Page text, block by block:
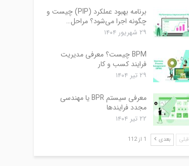
برنامه بهبود عملکرد (PIP) چیست و
چگونه اجرا می‌شود؟ مراحل…
۲۹ شهریور ۱۴۰۴
BPM چیست؟ معرفی مدیریت
فرایند کسب و کار
۲۹ تیر ۱۴۰۴
معرفی سیستم BPR یا مهندسی
مجدد فرایندها
۲۲ تیر ۱۴۰۴
قبلی بعدی 1 از 112